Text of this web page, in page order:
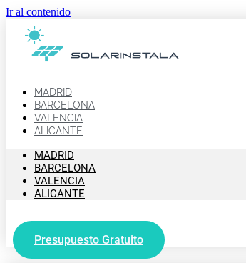
Ir al contenido
MADRID
BARCELONA
VALENCIA
ALICANTE
MADRID
BARCELONA
VALENCIA
ALICANTE
Presupuesto Gratuito